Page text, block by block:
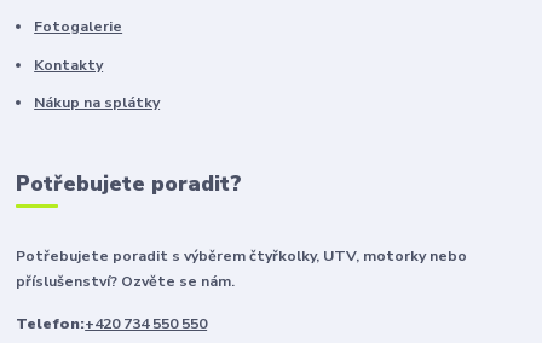
Fotogalerie
Kontakty
Nákup na splátky
Potřebujete poradit?
Potřebujete poradit s výběrem čtyřkolky, UTV, motorky nebo
příslušenství? Ozvěte se nám.
Telefon:+420 734 550 550